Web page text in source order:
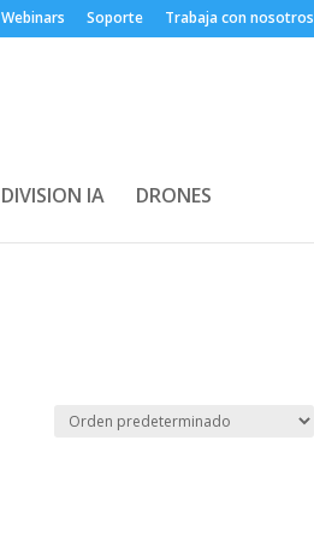
Webinars Soporte Trabaja con nosotros
DIVISION IA DRONES